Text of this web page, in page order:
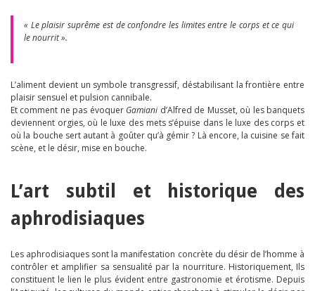
« Le plaisir suprême est de confondre les limites entre le corps et ce qui
le nourrit ».
L’aliment devient un symbole transgressif, déstabilisant la frontière entre
plaisir sensuel et pulsion cannibale.
Et comment ne pas évoquer Gamiani d’Alfred de Musset, où les banquets
deviennent orgies, où le luxe des mets s’épuise dans le luxe des corps et
où la bouche sert autant à goûter qu’à gémir ? Là encore, la cuisine se fait
scène, et le désir, mise en bouche.
L’art subtil et historique des
aphrodisiaques
Les aphrodisiaques sont la manifestation concrète du désir de l’homme à
contrôler et amplifier sa sensualité par la nourriture. Historiquement, Ils
constituent le lien le plus évident entre gastronomie et érotisme. Depuis